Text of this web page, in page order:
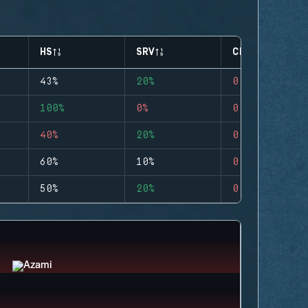
HS SRV CLUTCHES
43% 20% 0
100% 0% 0
40% 20% 0
60% 10% 0
50% 20% 0